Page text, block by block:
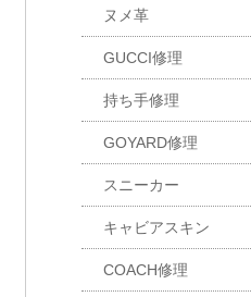
ヌメ革
GUCCI修理
持ち手修理
GOYARD修理
スニーカー
キャビアスキン
COACH修理